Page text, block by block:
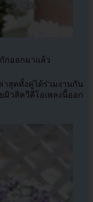
กักออกมาแล้ว
าสุดทั้งคู่ได้ร่วมงานกัน
มิวสิควีดีโอเพลงนี้ออก